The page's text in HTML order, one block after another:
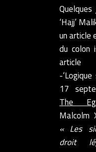
‘Hajj’
un article
du colon
article
-
17
The
Malcolm
« Les
droit